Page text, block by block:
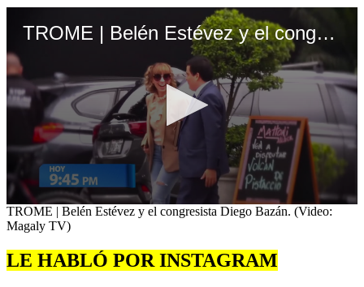
TROME | Belén Estévez y el congresista Diego Bazán. (Video: Magaly TV)
0
seconds
23
seconds
TROME | Belén Estévez y el congresista Diego Bazán. (Video:
Magaly TV)
LE HABLÓ POR INSTAGRAM